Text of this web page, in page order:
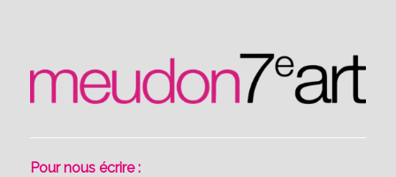
Pour nous écrire :